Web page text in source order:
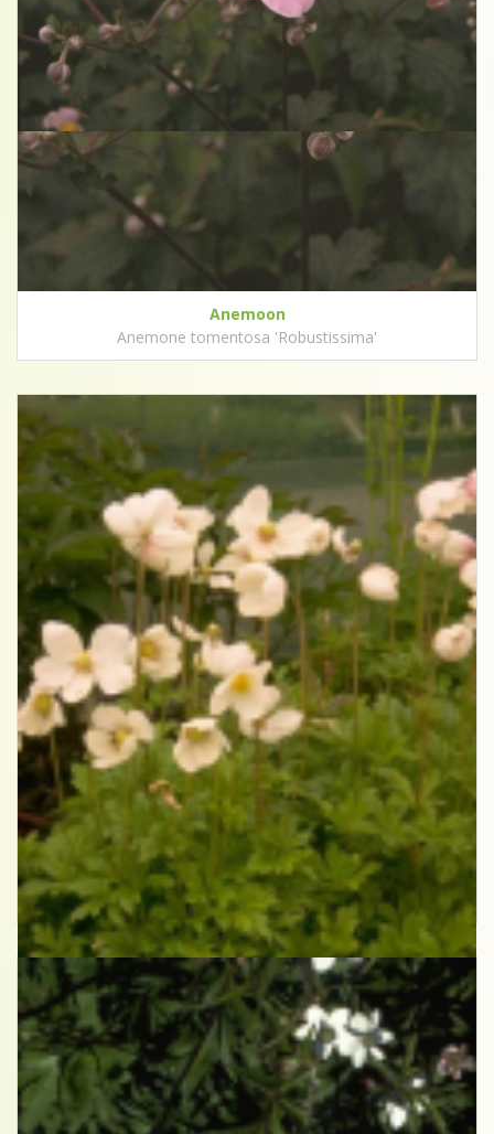
Anemoon
Anemone tomentosa 'Robustissima'
Anemoon
Anemone sylvestris